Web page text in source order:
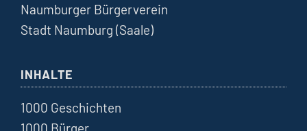
Naumburger Bürgerverein
Stadt Naumburg (Saale)
INHALTE
1000 Geschichten
1000 Bürger